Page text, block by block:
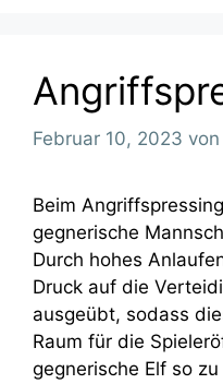
Februar 10, 2023 von
Beim
gegnerische
Durch hohes
Druck auf die
ausgeübt, sodass
Raum für die
gegnerische Elf so